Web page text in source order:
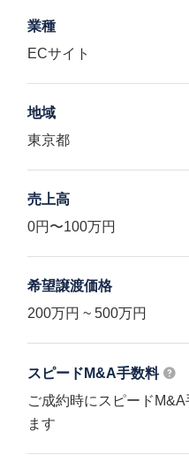
業種
ECサイト
地域
東京都
売上高
0円〜100万円
希望譲渡価格
200万円 ~ 500万円
スピードM&A手数料
ご成約時にスピード
ます